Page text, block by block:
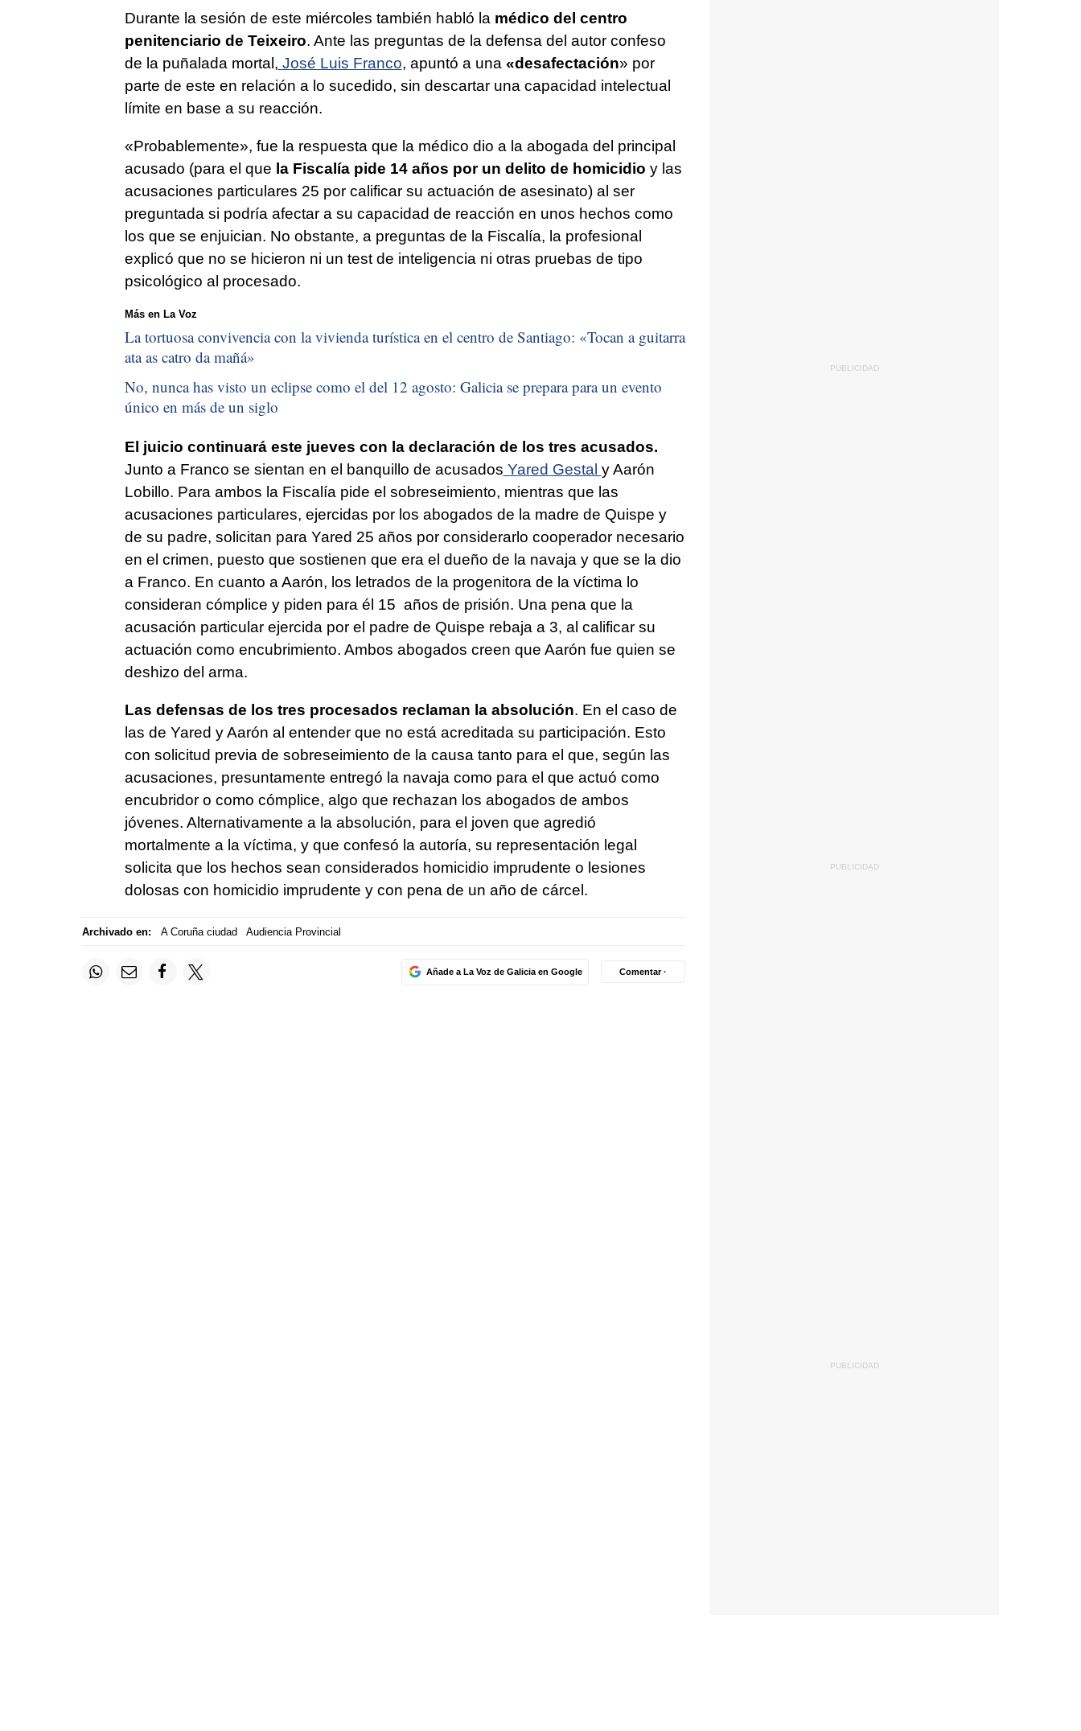
Durante la sesión de este miércoles también habló la médico del centro
penitenciario de Teixeiro. Ante las preguntas de la defensa del autor confeso
de la puñalada mortal, José Luis Franco, apuntó a una «desafectación» por
parte de este en relación a lo sucedido, sin descartar una capacidad intelectual
límite en base a su reacción.
«Probablemente», fue la respuesta que la médico dio a la abogada del principal
acusado (para el que la Fiscalía pide 14 años por un delito de homicidio y las
acusaciones particulares 25 por calificar su actuación de asesinato) al ser
preguntada si podría afectar a su capacidad de reacción en unos hechos como
los que se enjuician. No obstante, a preguntas de la Fiscalía, la profesional
explicó que no se hicieron ni un test de inteligencia ni otras pruebas de tipo
psicológico al procesado.
Más en La Voz
La tortuosa convivencia con la vivienda turística en el centro de Santiago: «Tocan a guitarra
ata as catro da mañá»
No, nunca has visto un eclipse como el del 12 agosto: Galicia se prepara para un evento
único en más de un siglo
El juicio continuará este jueves con la declaración de los tres acusados.
Junto a Franco se sientan en el banquillo de acusados Yared Gestal y Aarón
Lobillo. Para ambos la Fiscalía pide el sobreseimiento, mientras que las
acusaciones particulares, ejercidas por los abogados de la madre de Quispe y
de su padre, solicitan para Yared 25 años por considerarlo cooperador necesario
en el crimen, puesto que sostienen que era el dueño de la navaja y que se la dio
a Franco. En cuanto a Aarón, los letrados de la progenitora de la víctima lo
consideran cómplice y piden para él 15 años de prisión. Una pena que la
acusación particular ejercida por el padre de Quispe rebaja a 3, al calificar su
actuación como encubrimiento. Ambos abogados creen que Aarón fue quien se
deshizo del arma.
Las defensas de los tres procesados reclaman la absolución. En el caso de
las de Yared y Aarón al entender que no está acreditada su participación. Esto
con solicitud previa de sobreseimiento de la causa tanto para el que, según las
acusaciones, presuntamente entregó la navaja como para el que actuó como
encubridor o como cómplice, algo que rechazan los abogados de ambos
jóvenes. Alternativamente a la absolución, para el joven que agredió
mortalmente a la víctima, y que confesó la autoría, su representación legal
solicita que los hechos sean considerados homicidio imprudente o lesiones
dolosas con homicidio imprudente y con pena de un año de cárcel.
Archivado en: A Coruña ciudad Audiencia Provincial
Añade a La Voz de Galicia en Google Comentar ·